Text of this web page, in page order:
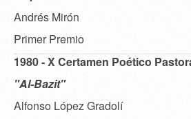
Andrés Mirón
Primer Premio
1980 - X Certamen Poético
"Al-Bazit"
Alfonso López Gradolí